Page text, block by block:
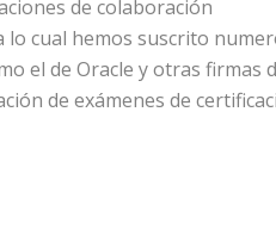
de colaboración
cual hemos suscrito
el de Oracle y otras firmas
de exámenes de